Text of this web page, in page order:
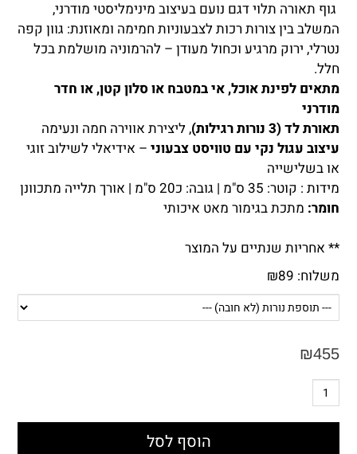
גוף תאורה תלוי דגם נועם בעיצוב מינימליסטי מודרני,
המשלב בין צורות רכות לצבעוניות חמימה ומאוזנת: גוון קפה
נטרלי, ירוק מרגיע וכחול מעודן – להרמוניה מושלמת בכל
חלל.
מתאים לפינת אוכל, אי במטבח או סלון קטן, או חדר
מודרני
תאורת לד (3 נורות רגילות)
, ליצירת אווירה חמה ונעימה
עיצוב עגול נקי עם טוויסט צבעוני – אידיאלי לשילוב זוגי
או בשלישייה
מידות : קוטר: 35 ס"מ | גובה: כ20 ס"מ | אורך תלייה מתכוונן
חומר: מתכת בגימור מאט איכותי
** אחריות שנתיים על המוצר
משלוח:
₪89
₪455
הוסף לסל